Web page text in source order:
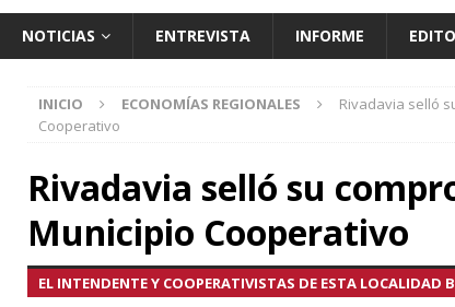
NOTICIAS ENTREVISTA INFORME
INICIO ECONOMÍAS REGIONALES
Rivadavia selló
Cooperativo
Rivadavia selló su
Municipio Cooperativo
EL INTENDENTE Y COOPERATIVISTAS DE ESTA LOCALIDAD